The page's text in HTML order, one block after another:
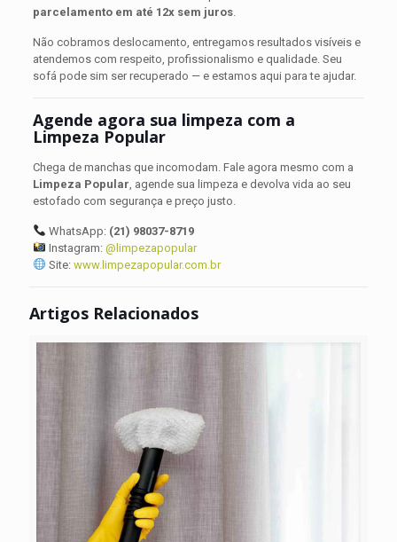
parcelamento em até 12x sem juros.
Não cobramos deslocamento, entregamos resultados visíveis e
atendemos com respeito, profissionalismo e qualidade. Seu
sofá pode sim ser recuperado — e estamos aqui para te ajudar.
Agende agora sua limpeza com a
Limpeza Popular
Chega de manchas que incomodam. Fale agora mesmo com a
Limpeza Popular, agende sua limpeza e devolva vida ao seu
estofado com segurança e preço justo.
WhatsApp: (21) 98037-8719
Instagram: @limpezapopular
Site: www.limpezapopular.com.br
Artigos Relacionados